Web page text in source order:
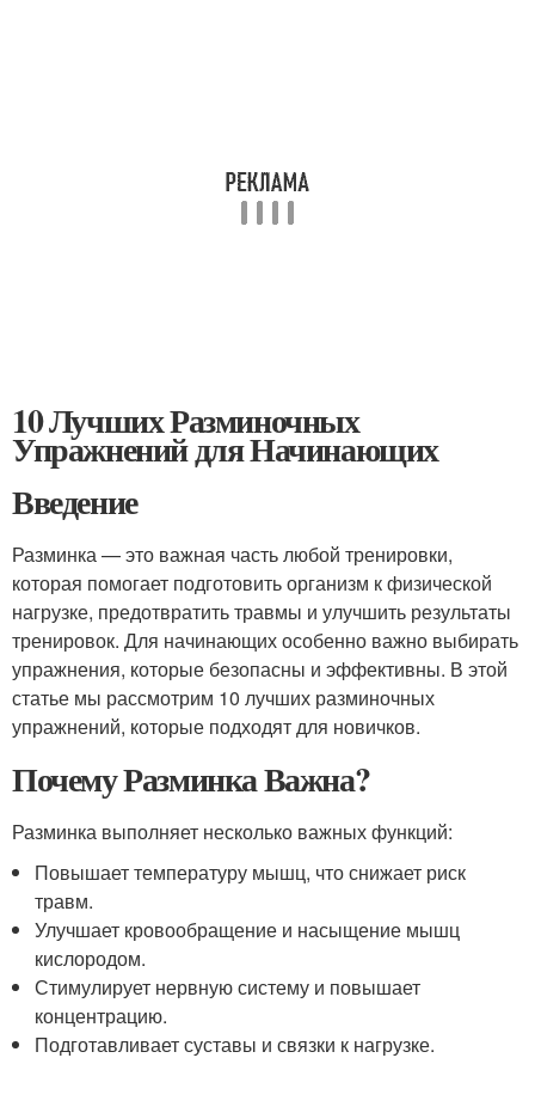
10 Лучших Разминочных
Упражнений для Начинающих
Введение
Разминка — это важная часть любой тренировки,
которая помогает подготовить организм к физической
нагрузке, предотвратить травмы и улучшить результаты
тренировок. Для начинающих особенно важно выбирать
упражнения, которые безопасны и эффективны. В этой
статье мы рассмотрим 10 лучших разминочных
упражнений, которые подходят для новичков.
Почему Разминка Важна?
Разминка выполняет несколько важных функций:
Повышает температуру мышц, что снижает риск
травм.
Улучшает кровообращение и насыщение мышц
кислородом.
Стимулирует нервную систему и повышает
концентрацию.
Подготавливает суставы и связки к нагрузке.